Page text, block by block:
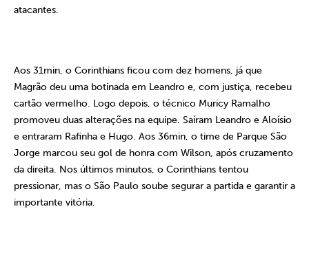
atacantes.
Aos 31min, o Corinthians ficou com dez homens, já que
Magrão deu uma botinada em Leandro e, com justiça, recebeu
cartão vermelho. Logo depois, o técnico Muricy Ramalho
promoveu duas alterações na equipe. Saíram Leandro e Aloísio
e entraram Rafinha e Hugo. Aos 36min, o time de Parque São
Jorge marcou seu gol de honra com Wilson, após cruzamento
da direita. Nos últimos minutos, o Corinthians tentou
pressionar, mas o São Paulo soube segurar a partida e garantir a
importante vitória.